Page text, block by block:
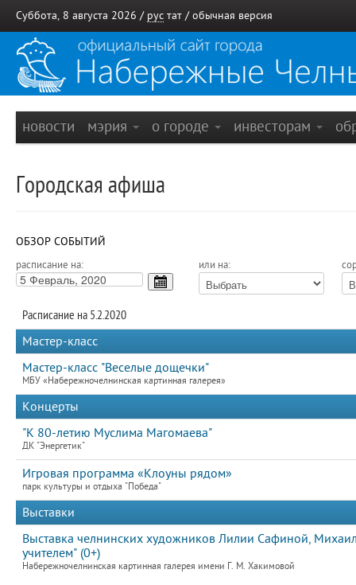
Суббота, 8 августа 2026 / рус тат / обычная версия
новости мэрия о городе инвесторам
Городская афиша
ОБЗОР СОБЫТИЙ
расписание на: или на:
Расписание на 5.2.2020
Мастер-класс
Мастер-класс "Веселые дощечки"
МБУ «Набережночелнинская картинная галерея»
Концерты
"К 80-летию Муслима Магомаева"
ДК "Энергетик"
Игровая программа «Клоуны рядом»
парк культуры и отдыха "Победа"
Выставки
Выставка челнинских художников Лилии Сафиной,
учителем" (0+)
Набережночелнинская картинная галерея имени Г. М. Хакимовой